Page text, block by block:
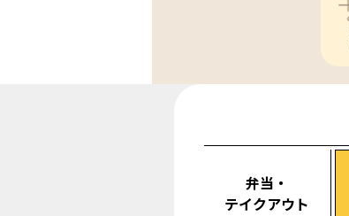
弁当・
テイクアウト